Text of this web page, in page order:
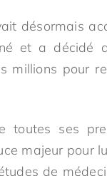
désormais
et a décidé
millions pour
toutes ses
majeur pour
de